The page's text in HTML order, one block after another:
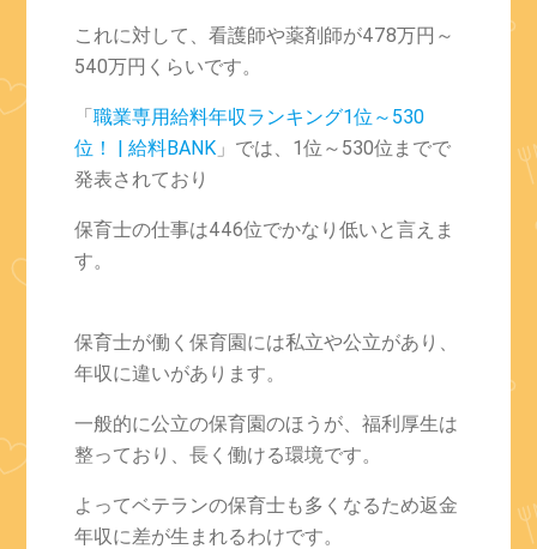
これに対して、看護師や薬剤師が478万円～
540万円くらいです。
「職業専用給料年収ランキング1位～530
位！ | 給料BANK 」では、1位～530位までで
発表されており
保育士の仕事は446位でかなり低いと言えま
す。
保育士が働く保育園には私立や公立があり、
年収に違いがあります。
一般的に公立の保育園のほうが、福利厚生は
整っており、長く働ける環境です。
よってベテランの保育士も多くなるため返金
年収に差が生まれるわけです。